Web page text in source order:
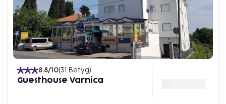
8.8/10(31 Betyg)
Guesthouse Varnica